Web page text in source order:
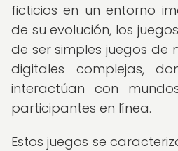
ficticios en un entorno
de su evolución, los
de ser simples juegos de
digitales complejas,
interactúan con
participantes en línea.
Estos juegos se